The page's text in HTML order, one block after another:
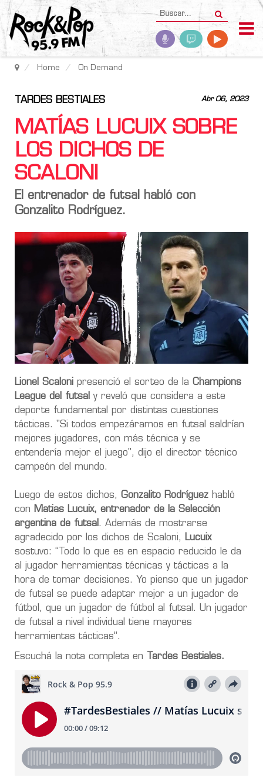
Home On Demand
Abr 06, 2023
TARDES BESTIALES
MATÍAS LUCUIX SOBRE
LOS DICHOS DE
SCALONI
El entrenador de futsal habló con
Gonzalito Rodríguez.
Lionel Scaloni presenció el sorteo de la Champions
League del futsal y reveló que considera a este
deporte fundamental por distintas cuestiones
tácticas. "Si todos empezáramos en futsal saldrían
mejores jugadores, con más técnica y se
entendería mejor el juego", dijo el director técnico
campeón del mundo.
Luego de estos dichos, Gonzalito Rodríguez habló
con
Matias Lucuix, entrenador de la Selección
argentina de futsal . Además de mostrarse
agradecido por los dichos de Scaloni,
Lucuix
sostuvo: “Todo lo que es en espacio reducido le da
al jugador herramientas técnicas y tácticas a la
hora de tomar decisiones. Yo pienso que un jugador
de futsal se puede adaptar mejor a un jugador de
fútbol, que un jugador de fútbol al futsal. Un jugador
de futsal a nivel individual tiene mayores
herramientas tácticas”.
Escuchá la nota completa en Tardes Bestiales.